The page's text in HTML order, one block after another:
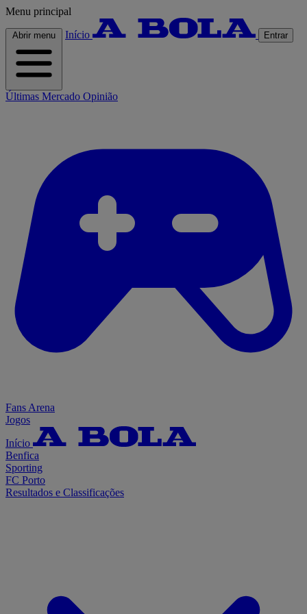
Menu principal
Abrir menu Início Entrar
Últimas Mercado Opinião
Fans Arena
Jogos
Início
Benfica
Sporting
FC Porto
Resultados e Classificações